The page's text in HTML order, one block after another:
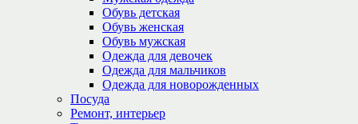
Обувь детская
Обувь женская
Обувь мужская
Одежда для девочек
Одежда для мальчиков
Одежда для новорожденных
Посуда
Ремонт, интерьер